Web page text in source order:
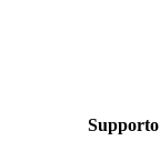
Supporto